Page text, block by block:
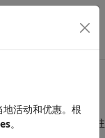
必须使用函数检验关注
活动和优惠。根
。